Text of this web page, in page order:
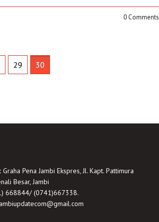
0 Comments
29 30
Graha Pena Jambi Ekspres, Jl. Kapt. Pattimura
Besar, Jambi
668844/ (0741)667338.